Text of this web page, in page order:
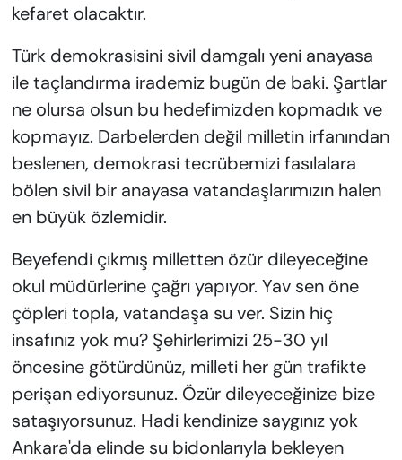
kefaret olacaktır.
Türk demokrasisini sivil damgalı yeni anayasa
ile taçlandırma irademiz bugün de baki. Şartlar
ne olursa olsun bu hedefimizden kopmadık ve
kopmayız. Darbelerden değil milletin irfanından
beslenen, demokrasi tecrübemizi fasılalara
bölen sivil bir anayasa vatandaşlarımızın halen
en büyük özlemidir.
Beyefendi çıkmış milletten özür dileyeceğine
okul müdürlerine çağrı yapıyor. Yav sen öne
çöpleri topla, vatandaşa su ver. Sizin hiç
insafınız yok mu? Şehirlerimizi 25-30 yıl
öncesine götürdünüz, milleti her gün trafikte
perişan ediyorsunuz. Özür dileyeceğinize bize
sataşıyorsunuz. Hadi kendinize saygınız yok
Ankara'da elinde su bidonlarıyla bekleyen